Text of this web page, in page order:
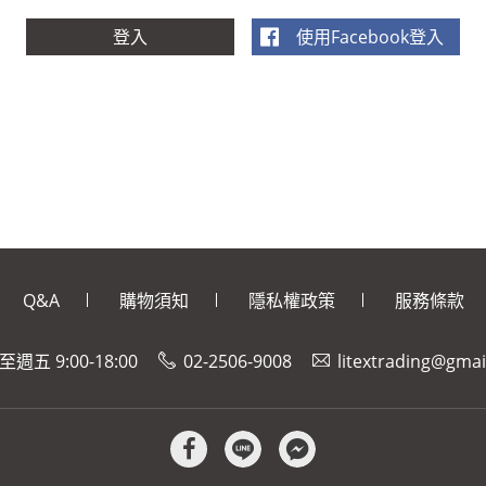
使用Facebook登入
Q&A 購物須知 隱私權政策 服務條款
週五 9:00-18:00 02-2506-9008